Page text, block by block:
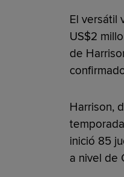
El versátil
US$2
de
Harrison,
inició 85
a nivel de